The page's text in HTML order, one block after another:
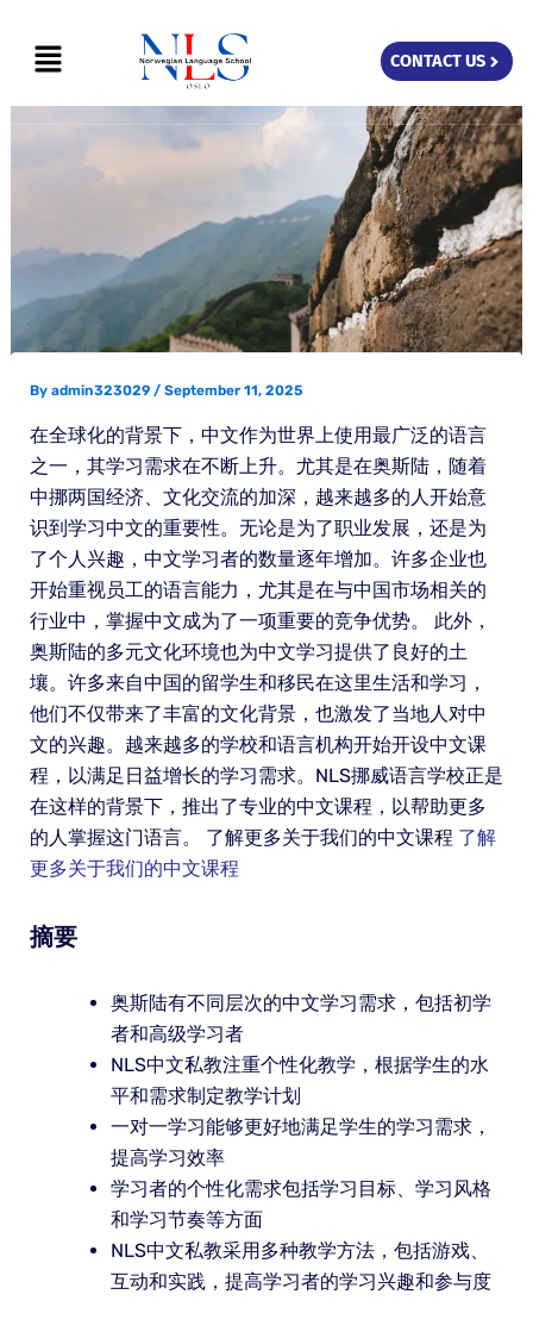
content
Menu CONTACT US
By admin323029 / September 11, 2025
在全球化的背景下，中文作为世界上使用最广泛的语言
之一，其学习需求在不断上升。尤其是在奥斯陆，随着
中挪两国经济、文化交流的加深，越来越多的人开始意
识到学习中文的重要性。无论是为了职业发展，还是为
了个人兴趣，中文学习者的数量逐年增加。许多企业也
开始重视员工的语言能力，尤其是在与中国市场相关的
行业中，掌握中文成为了一项重要的竞争优势。 此外，
奥斯陆的多元文化环境也为中文学习提供了良好的土
壤。许多来自中国的留学生和移民在这里生活和学习，
他们不仅带来了丰富的文化背景，也激发了当地人对中
文的兴趣。越来越多的学校和语言机构开始开设中文课
程，以满足日益增长的学习需求。NLS挪威语言学校正是
在这样的背景下，推出了专业的中文课程，以帮助更多
的人掌握这门语言。 了解更多关于我们的中文课程 了解
更多关于我们的中文课程
摘要
奥斯陆有不同层次的中文学习需求，包括初学
者和高级学习者
NLS中文私教注重个性化教学，根据学生的水
平和需求制定教学计划
一对一学习能够更好地满足学生的学习需求，
提高学习效率
学习者的个性化需求包括学习目标、学习风格
和学习节奏等方面
NLS中文私教采用多种教学方法，包括游戏、
互动和实践，提高学习者的学习兴趣和参与度